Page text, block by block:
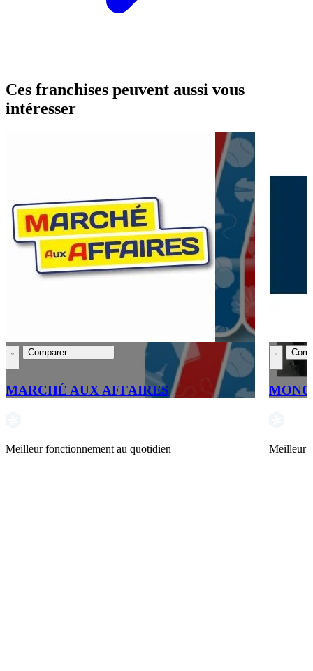
Ces franchises peuvent aussi vous
intéresser
Comparer
MARCHÉ AUX AFFAIRES
Meilleur fonctionnement au quotidien Meilleur